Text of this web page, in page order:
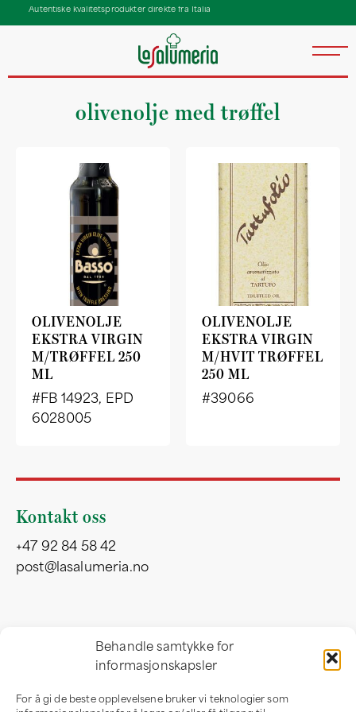
Behandle samtykke for
informasjonskapsler
For å gi de beste opplevelsene bruker vi teknologier som
Autentiske kvalitetsprodukter direkte fra Italia
olivenolje med trøffel
OLIVENOLJE
EKSTRA VIRGIN
M/TRØFFEL 250
ML
#FB 14923, EPD
6028005
OLIVENOLJE
EKSTRA VIRGIN
M/HVIT TRØFFEL
250 ML
#39066
Kontakt oss
+47 92 84 58 42
post@lasalumeria.no
Professor Birkelandsvei 32 b
1081 Oslo